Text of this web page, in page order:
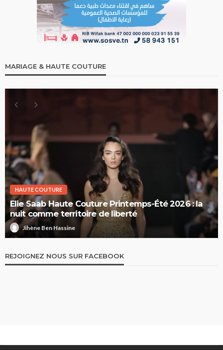
MARIAGE & HAUTE COUTURE
HAUTE COUTURE
Elie Saab Haute Couture Printemps-Été 2026 : la
nuit comme territoire de liberté
Jihène Ben Hassine
REJOIGNEZ NOUS SUR FACEBOOK